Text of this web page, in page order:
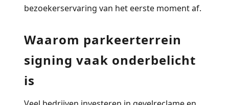
bezoekerservaring van het eerste moment af.
Waarom parkeerterrein
signing vaak onderbelicht
is